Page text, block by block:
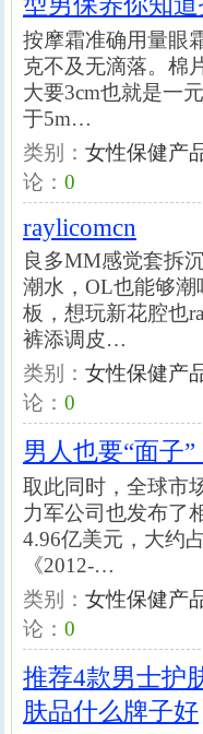
按摩霜准确用量眼
克不及无滴落。棉
大要3cm也就是一
于5m…
类别： 女性保健产
论： 0
raylicomcn
良多MM感觉套拆
潮水，OL也能够
板，想玩新花腔也
裤添调皮…
类别： 女性保健产
论： 0
男人也要“面子
取此同时，全球市
力军公司也发布了
4.96亿美元，大约
《2012-…
类别： 女性保健产
论： 0
推荐4款男士护
肤品什么牌子好